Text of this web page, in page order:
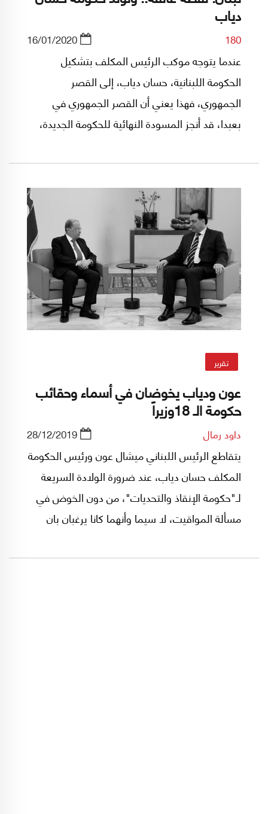
دياب
180
16/01/2020
عندما يتوجه موكب الرئيس المكلف بتشكيل
الحكومة اللبنانية، حسان دياب، إلى القصر
الجمهوري، فهذا يعني أن القصر الجمهوري في
بعبدا، قد أنجز المسودة النهائية للحكومة الجديدة،
دوائر رئاسة الجمهورية.
تقرير
عون ودياب يخوضان في أسماء وحقائب
حكومة الـ 18وزيراً
داود رمال 28/12/2019
يتقاطع الرئيس اللبناني ميشال عون ورئيس الحكومة
المكلف حسان دياب، عند ضرورة الولادة السريعة
لـ"حكومة الإنقاذ والتحديات"، من دون الخوض في
مسألة المواقيت، لا سيما وأنهما كانا يرغبان بان
غير ان تعقيدات الساعات الماضية جعلت المحيطين